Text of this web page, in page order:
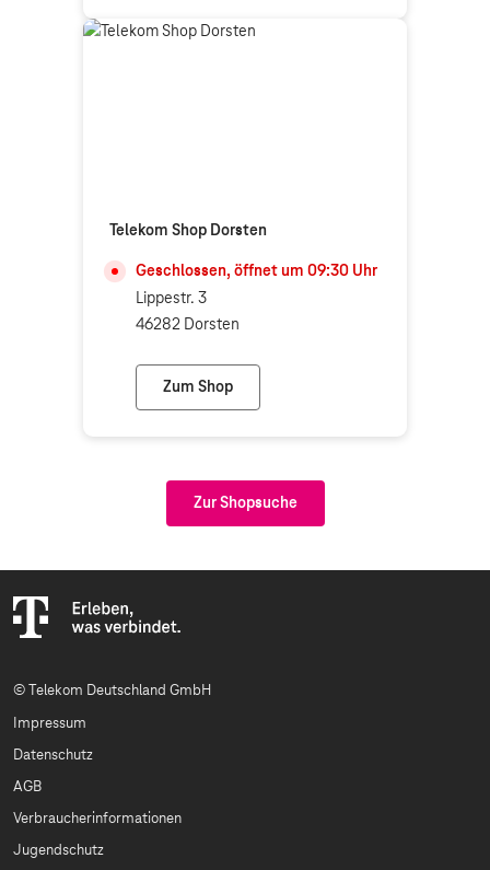
Telekom Shop Dorsten
Geschlossen, öffnet um 09:30 Uhr
Lippestr. 3
46282 Dorsten
Zum Shop
Telekom Shop Dorsten
Zur Shopsuche
© Telekom Deutschland GmbH
Impressum
Datenschutz
AGB
Verbraucherinformationen
Jugendschutz